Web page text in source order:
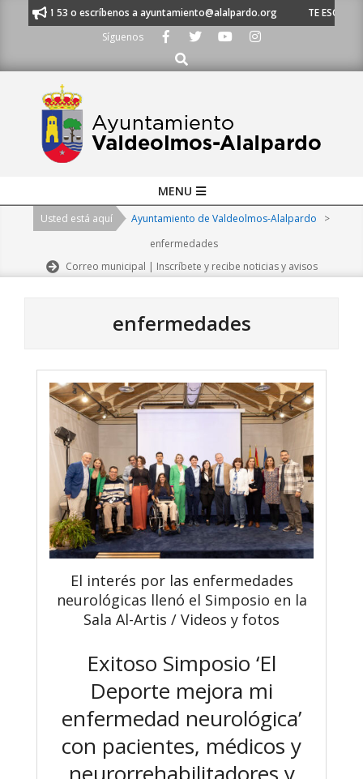
21 53 o escríbenos a ayuntamiento@alalpardo.org
TE
Síguenos
Buscar
Navigation
MENU
Usted está aquí Ayuntamiento de Valdeolmos-Alalpardo
>
enfermedades
Correo municipal | Inscríbete y recibe noticias y avisos
enfermedades
El interés por las enfermedades
neurológicas llenó el Simposio en la
Sala Al-Artis / Videos y fotos
Exitoso Simposio ‘El
Deporte mejora mi
enfermedad neurológica’
con pacientes, médicos y